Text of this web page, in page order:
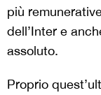
più
dell’Inter e
assoluto.
Proprio